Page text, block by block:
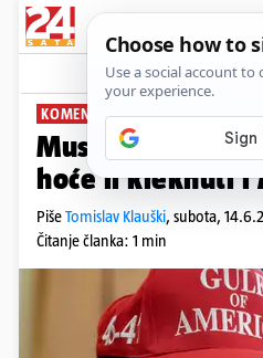
KOMENTAR: TOMISLAV KLAUŠKI
Musk je kleknuo
hoće li kleknuti i
PišeTomislav Klauški, subota,
Čitanje članka: 1 min